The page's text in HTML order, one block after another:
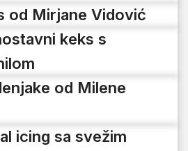
od Mirjane Vidović
keks s
od Milene
icing sa svežim